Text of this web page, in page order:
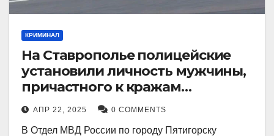
КРИМИНАЛ
На Ставрополье полицейские
установили личность мужчины,
причастного к кражам
имущества из квартир в
Пятигорске
АПР 22, 2025 0 COMMENTS
В Отдел МВД России по городу Пятигорску